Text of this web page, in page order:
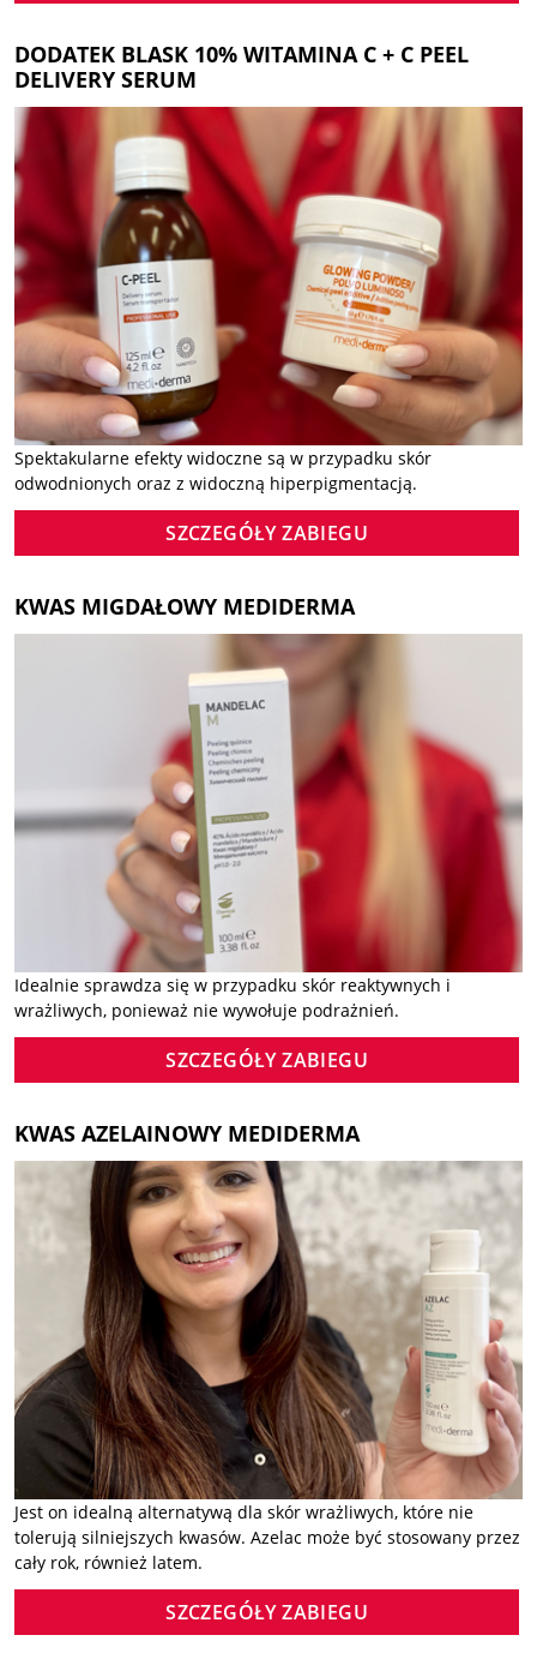
DODATEK BLASK 10% WITAMINA C + C PEEL
DELIVERY SERUM
Spektakularne efekty widoczne są w przypadku skór
odwodnionych oraz z widoczną hiperpigmentacją.
SZCZEGÓŁY ZABIEGU
KWAS MIGDAŁOWY MEDIDERMA
Idealnie sprawdza się w przypadku skór reaktywnych i
wrażliwych, ponieważ nie wywołuje podrażnień.
SZCZEGÓŁY ZABIEGU
KWAS AZELAINOWY MEDIDERMA
Jest on idealną alternatywą dla skór wrażliwych, które nie
tolerują silniejszych kwasów. Azelac może być stosowany przez
cały rok, również latem.
SZCZEGÓŁY ZABIEGU